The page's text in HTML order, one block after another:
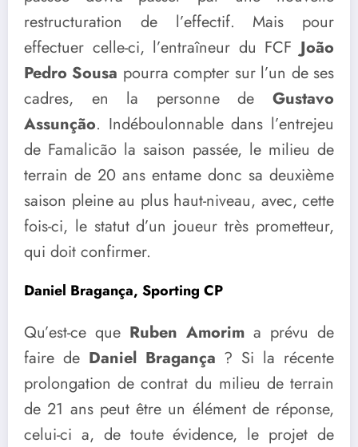
restructuration de l’effectif. Mais pour
effectuer celle-ci, l’entraîneur du FCFJoão
Pedro Sousa pourra compter sur l’un de ses
cadres, en la personne de Gustavo
Assunção. Indéboulonnable dans l’entrejeu
de Famalicão la saison passée, le milieu de
terrain de 20 ans entame donc sa deuxième
saison pleine au plus haut-niveau, avec, cette
fois-ci, le statut d’un joueur très prometteur,
qui doit confirmer.
Daniel Bragança, Sporting CP
Qu’est-ce que Ruben Amorim a prévu de
faire de Daniel Bragança ? Si la récente
prolongation de contrat du milieu de terrain
de 21 ans peut être un élément de réponse,
celui-ci a, de toute évidence, le projet de